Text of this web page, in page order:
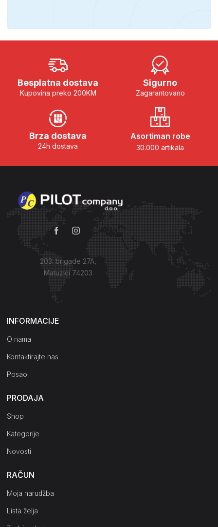
Besplatna dostava
Kupovina preko 200KM
Sigurno
Zagarantovano
Brza dostava
24h dostava
Asortiman robe
30.000 artikala
203. brigade 27A,
Matuzići 74203
Kako do nas?
INFORMACIJE
O nama
Kontaktirajte nas
Posao
PRODAJA
Shop
Kategorije
Novosti
RAČUN
Moja narudžba
Lista želja